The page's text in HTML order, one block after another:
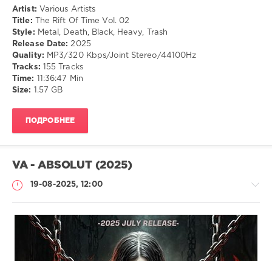
Artist: Various Artists
Title: The Rift Of Time Vol. 02
Style: Metal, Death, Black, Heavy, Trash
Release Date: 2025
Quality: MP3/320 Kbps/Joint Stereo/44100Hz
Tracks: 155 Tracks
Time:
11:36:47 Min
Size:
1.57 GB
ПОДРОБНЕЕ
VA - ABSOLUT (2025)
19-08-2025, 12:00
Музыка